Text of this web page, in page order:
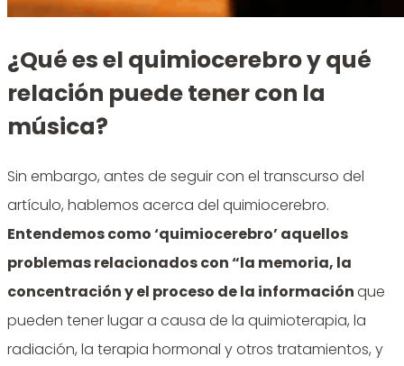
¿Qué es el quimiocerebro y qué
relación puede tener con la
música?
Sin embargo, antes de seguir con el transcurso del
artículo, hablemos acerca del quimiocerebro.
Entendemos como ‘quimiocerebro’ aquellos
problemas relacionados con “la memoria, la
concentración y el proceso de la informaciónque
pueden tener lugar a causa de la quimioterapia, la
radiación, la terapia hormonal y otros tratamientos, y